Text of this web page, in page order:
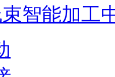
智能加工